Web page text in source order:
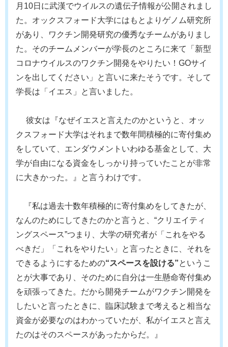
月10日に武漢でウイルスの遺伝子情報が公開されまし
た。オックスフォード大学にはもとよりゲノム研究所
があり、ワクチン開発研究の優秀なチームがありまし
た。そのチームメンバーが学長のところに来て「新型
コロナウイルスのワクチン開発をやりたい！GOサイ
ンを出してください」と言いに来たそうです。そして
学長は「イエス」と言いました。
彼女は『なぜイエスと言えたのかというと、オッ
クスフォード大学はそれまで数年間積極的に寄付集め
をしていて、エンダウメントいわゆる基金として、大
学が自由になる資金をしっかり持っていたことが非常
に大きかった。』と言うわけです。
『私は過去十数年積極的に寄付集めをしてきたが、
なんのためにしてきたのかと言うと、“クリエイティ
ングスペース”つまり、大学の研究者が「これをやる
べきだ」「これをやりたい」と言ったときに、それを
できるようにするための“スペースを設ける”というこ
とが大事であり、そのために自分は一生懸命寄付集め
を頑張ってきた。だから開発チームがワクチン開発を
したいと言ったときに、臨床試験まで考えると相当な
資金が必要なのはわかっていたが、私がイエスと言え
たのはそのスペースがあったからだ。』